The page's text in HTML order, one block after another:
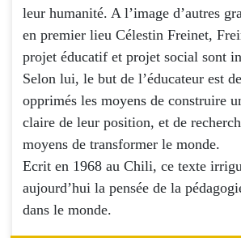
leur humanité. A l’image d’autres
en premier lieu Célestin Freinet,
projet éducatif et projet social sont
Selon lui, le but de l’éducateur est
opprimés les moyens de construire
claire de leur position, et de
moyens de transformer le monde.
Ecrit en 1968 au Chili, ce texte
aujourd’hui la pensée de la
dans le monde.